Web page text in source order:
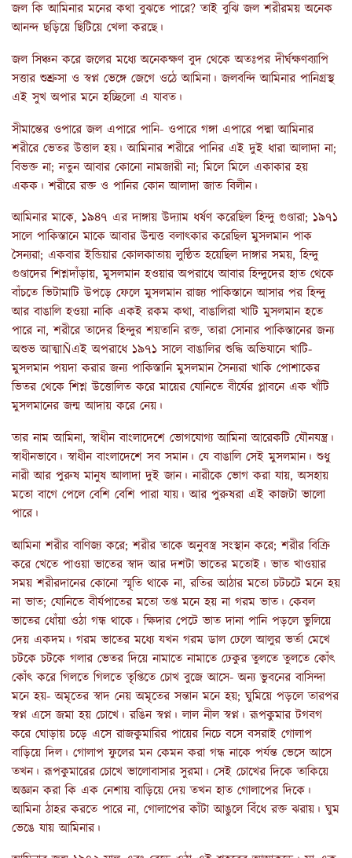
জল কি আমিনার মনের কথা বুঝতে পারে? তাই বুঝি জল শরীরময় অনেক
আনন্দ ছড়িয়ে ছিটিয়ে খেলা করছে।
জল সিঞ্চন করে জলের মধ্যে অনেকক্ষণ বুদ থেকে অতঃপর দীর্ঘক্ষণব্যাপি
সত্তার শুশ্রুসা ও স্বপ্ন ভেঙ্গে জেগে ওঠে আমিনা। জলবন্দি আমিনার পানিগ্রস্থ
এই সুখ অপার মনে হচ্ছিলো এ যাবত।
সীমান্তের ওপারে জল এপারে পানি- ওপারে গঙ্গা এপারে পদ্মা আমিনার
শরীরে ভেতর উত্তাল হয়। আমিনার শরীরে পানির এই দুই ধারা আলাদা না;
বিভক্ত না; নতুন আবার কোনো নামজারী না; মিলে মিলে একাকার হয়
একক। শরীরে রক্ত ও পানির কোন আলাদা জাত বিলীন।
আমিনার মাকে, ১৯৪৭ এর দাঙ্গায় উদ্যাম ধর্ষণ করেছিল হিন্দু গুণ্ডারা; ১৯৭১
সালে পাকিস্তানে মাকে আবার উন্মত্ত বলাৎকার করেছিল মুসলমান পাক
সৈন্যরা; একবার ইন্ডিয়ার কোলকাতায় লুণ্ঠিত হয়েছিল দাঙ্গার সময়, হিন্দু
গুণ্ডাদের শিশ্নদাঁড়ায়, মুসলমান হওয়ার অপরাধে আবার হিন্দুদের হাত থেকে
বাঁচতে ভিটামাটি উপড়ে ফেলে মুসলমান রাজ্য পাকিস্তানে আসার পর হিন্দু
আর বাঙালি হওয়া নাকি একই রকম কথা, বাঙালিরা খাটি মুসলমান হতে
পারে না, শরীরে তাদের হিন্দুর শয়তানি রক্ত, তারা সোনার পাকিস্তানের জন্য
অশুভ আত্মাÑএই অপরাধে ১৯৭১ সালে বাঙালির শুদ্ধি অভিযানে খাটি-
মুসলমান পয়দা করার জন্য পাকিস্তানি মুসলমান সৈন্যরা খাকি পোশাকের
ভিতর থেকে শিশ্ন উত্তোলিত করে মায়ের যোনিতে বীর্যের প্লাবনে এক খাঁটি
মুসলমানের জন্ম আদায় করে নেয়।
তার নাম আমিনা, স্বাধীন বাংলাদেশে ভোগযোগ্য আমিনা আরেকটি যৌনযন্ত্র।
স্বাধীনভাবে। স্বাধীন বাংলাদেশে সব সমান। যে বাঙালি সেই মুসলমান। শুধু
নারী আর পুরুষ মানুষ আলাদা দুই জান। নারীকে ভোগ করা যায়, অসহায়
মতো বাগে পেলে বেশি বেশি পারা যায়। আর পুরুষরা এই কাজটা ভালো
পারে।
আমিনা শরীর বাণিজ্য করে; শরীর তাকে অনুবস্ত্র সংস্থান করে; শরীর বিক্রি
করে খেতে পাওয়া ভাতের স্বাদ আর দশটা ভাতের মতোই। ভাত খাওয়ার
সময় শরীরদানের কোনো স্মৃতি থাকে না, রতির আঠার মতো চটচটে মনে হয়
না ভাত; যোনিতে বীর্যপাতের মতো তপ্ত মনে হয় না গরম ভাত। কেবল
ভাতের ধোঁয়া ওঠা গন্ধ থাকে। ক্ষিদার পেটে ভাত দানা পানি পড়লে ভুলিয়ে
দেয় একদম। গরম ভাতের মধ্যে যখন গরম ডাল ঢেলে আলুর ভর্তা মেখে
চটকে চটকে গলার ভেতর দিয়ে নামাতে নামাতে ঢেকুর তুলতে তুলতে কোঁৎ
কোঁৎ করে গিলতে গিলতে তৃপ্তিতে চোখ বুজে আসে- অন্য ভুবনের বাসিন্দা
মনে হয়- অমৃতের স্বাদ নেয় অমৃতের সন্তান মনে হয়; ঘুমিয়ে পড়লে তারপর
স্বপ্ন এসে জমা হয় চোখে। রঙিন স্বপ্ন। লাল নীল স্বপ্ন। রূপকুমার টগবগ
করে ঘোড়ায় চড়ে এসে রাজকুমারির পায়ের নিচে বসে বসরাই গোলাপ
বাড়িয়ে দিল। গোলাপ ফুলের মন কেমন করা গন্ধ নাকে পর্যন্ত ভেসে আসে
তখন। রূপকুমারের চোখে ভালোবাসার সুরমা। সেই চোখের দিকে তাকিয়ে
অজ্ঞান করা কি এক নেশায় বাড়িয়ে দেয় তখন হাত গোলাপের দিকে।
আমিনা ঠাহর করতে পারে না, গোলাপের কাঁটা আঙুলে বিঁধে রক্ত ঝরায়। ঘুম
ভেঙে যায় আমিনার।